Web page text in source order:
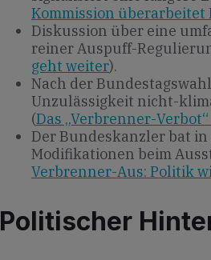
Kommission überarbeitet
Diskussion über eine
reiner Auspuff-
geht weiter).
Nach der
Unzulässigkeit nicht-
(Das „Verbrenner-
Der Bundeskanzler bat
Modifikationen beim
Verbrenner-Aus: Politik
Politischer